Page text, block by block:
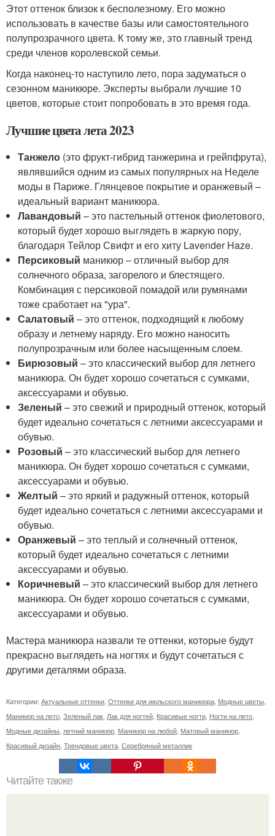
Этот оттенок близок к бесполезному. Его можно
использовать в качестве базы или самостоятельного
полупрозрачного цвета. К тому же, это главный тренд
среди членов королевской семьи.
Когда наконец-то наступило лето, пора задуматься о
сезонном маникюре. Эксперты выбрали лучшие 10
цветов, которые стоит попробовать в это время года.
Лучшие цвета лета 2023
Танжело (это фрукт-гибрид танжерина и грейпфрута),
являвшийся одним из самых популярных на Неделе
моды в Париже. Глянцевое покрытие и оранжевый –
идеальный вариант маникюра.
Лавандовый – это пастельный оттенок фиолетового,
который будет хорошо выглядеть в жаркую пору,
благодаря Тейлор Свифт и его хиту Lavender Haze.
Персиковый маникюр – отличный выбор для
солнечного образа, загорелого и блестящего.
Комбинация с персиковой помадой или румянами
тоже сработает на "ура".
Салатовый – это оттенок, подходящий к любому
образу и летнему наряду. Его можно наносить
полупрозрачным или более насыщенным слоем.
Бирюзовый – это классический выбор для летнего
маникюра. Он будет хорошо сочетаться с сумками,
аксессуарами и обувью.
Зеленый – это свежий и природный оттенок, который
будет идеально сочетаться с летними аксессуарами и
обувью.
Розовый – это классический выбор для летнего
маникюра. Он будет хорошо сочетаться с сумками,
аксессуарами и обувью.
Желтый – это яркий и радужный оттенок, который
будет идеально сочетаться с летними аксессуарами и
обувью.
Оранжевый – это теплый и солнечный оттенок,
который будет идеально сочетаться с летними
аксессуарами и обувью.
Коричневый – это классический выбор для летнего
маникюра. Он будет хорошо сочетаться с сумками,
аксессуарами и обувью.
Мастера маникюра назвали те оттенки, которые будут
прекрасно выглядеть на ногтях и будут сочетаться с
другими деталями образа.
Категории: Актуальные оттенки Оттенки для июльского маникюра Модные цветы
Маникюр на лето Зеленый лак Лак для ногтей Красивые ногти Ногти на лето
Модные дизайны летний маникюр Маникюр на любой Матовый маникюр
Красивый дизайн Трендовые цвета Серебряный металлик
Читайте также